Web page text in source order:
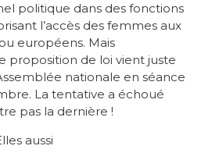
politique dans des fonctions
l’accès des femmes aux
européens. Mais
proposition de loi vient juste
nationale en séance
La tentative a échoué
pas la dernière !
aussi